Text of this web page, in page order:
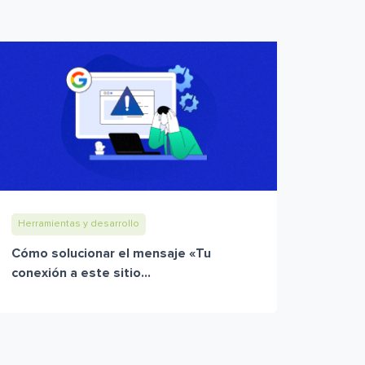
Herramientas y desarrollo
Cómo solucionar el mensaje «Tu
conexión a este sitio...